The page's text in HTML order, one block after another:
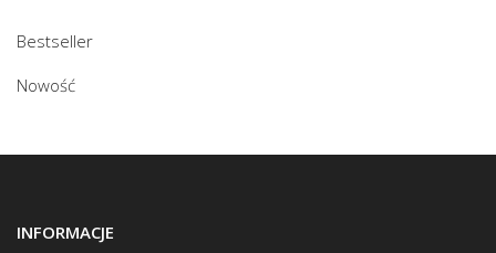
Bestseller
Nowość
INFORMACJE